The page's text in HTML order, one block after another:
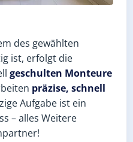
des gewählten
ist, erfolgt die
geschulten Monteure
präzise, schnell
Aufgabe ist ein
– alles Weitere